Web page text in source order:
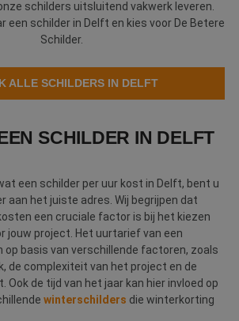
schilders uitsluitend vakwerk leveren.
een schilder in Delft en kies voor De Betere
Schilder.
ALLE SCHILDERS IN DELFT
SCHILDER IN DELFT
een schilder per uur kost in Delft, bent u
aan het juiste adres. Wij begrijpen dat
een cruciale factor is bij het kiezen
jouw project. Het uurtarief van een
op basis van verschillende factoren, zoals
de complexiteit van het project en de
Ook de tijd van het jaar kan hier invloed op
winterschilders die winterkorting